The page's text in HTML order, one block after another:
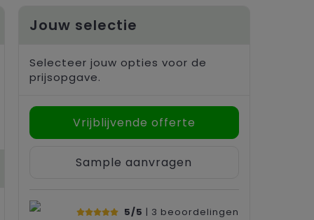
Jouw selectie
Selecteer jouw opties voor de
prijsopgave.
Vrijblijvende offerte
Sample aanvragen
5/5 | 3 beoordelingen